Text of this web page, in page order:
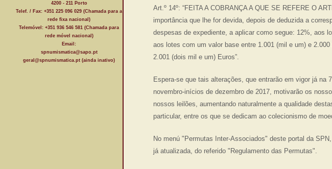
4200 - 211 Porto
Telef. / Fax: +351 225 096 029 (Chamada para a
rede fixa nacional)
Telemóvel: +351 936 546 581 (Chamada para
rede móvel nacional)
Email:
spnumismatica@sapo.pt
geral@spnumismatica.pt (ainda inativo)
Art.º 14º: “FEITA A COBRANÇA A QUE SE REFERE O
importância que lhe for devida, depois de deduzida a
despesas de expediente, a aplicar como segue: 12%, aos
aos lotes com um valor base entre 1.001 (mil e um) e
2.001 (dois mil e um) Euros”.
Espera-se que tais alterações, que entrarão em vigor já
novembro-inícios de dezembro de 2017, motivarão os
nossos leilões, aumentando naturalmente a qualidade
particular, entre os que se dedicam ao colecionismo de
No menú "Permutas Inter-Associados" deste portal da
já atualizada, do referido "Regulamento das Permutas".